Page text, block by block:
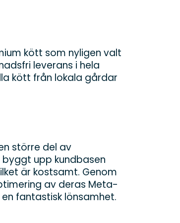
kött som nyligen valt
leverans i hela
kött från lokala gårdar
större del av
upp kundbasen
är kostsamt. Genom
av deras Meta-
fantastisk lönsamhet.